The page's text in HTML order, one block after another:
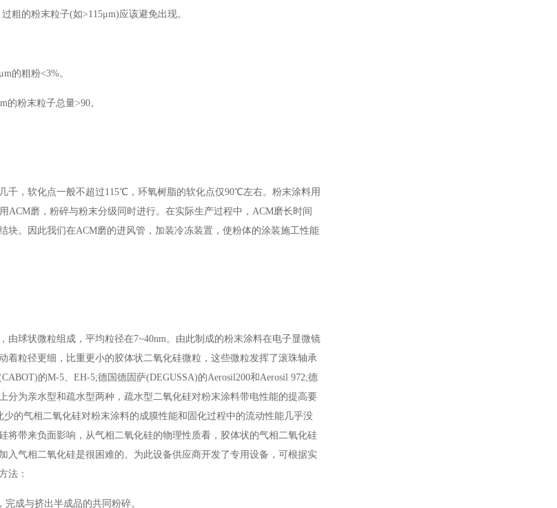
的粉末粒子(如>115μm)应该避免出现。
的粗粉<3%。
粉末粒子总量>90。
千，软化点一般不超过115℃，环氧树脂的软化点仅90℃左右。粉末涂料用
磨，粉碎与粉末分级同时进行。在实际生产过程中，ACM磨长时间
。因此我们在ACM磨的进风管，加装冷冻装置，使粉体的涂装施工性能
球状微粒组成，平均粒径在7~40nm。由此制成的粉末涂料在电子显微镜
粒径更细，比重更小的胶体状二氧化硅微粒，这些微粒发挥了滚珠轴承
的M-5、EH-5;德国德固萨(DEGUSSA)的Aerosil200和Aerosil 972;德
分为亲水型和疏水型两种，疏水型二氧化硅对粉末涂料带电性能的提高要
的气相二氧化硅对粉末涂料的成膜性能和固化过程中的流动性能几乎没
带来负面影响，从气相二氧化硅的物理性质看，胶体状的气相二氧化硅
气相二氧化硅是很困难的。为此设备供应商开发了专用设备，可根据实
法：
成与挤出半成品的共同粉碎。